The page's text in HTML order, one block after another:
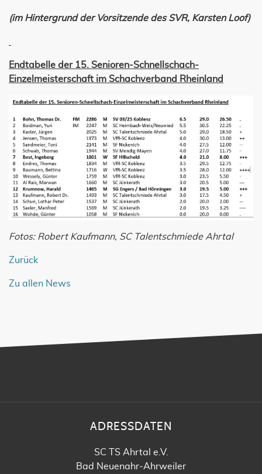
(im Hintergrund der Vorsitzende des SVR, Karsten Loof)
Endtabelle der 15. Senioren-Schnellschach-
Einzelmeisterschaft im Schachverband Rheinland
Fotos: Robert Kaufmann, SC Talentschmiede Ahrtal
Zurück
Zu allen News
ADRESSDATEN
SC TS Ahrtal e.V.
Bad Neuenahr-Ahrweiler